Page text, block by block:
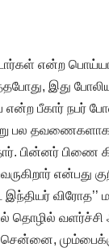
என்ற
இது
பீகார் நபர்
பல தவணைகளாக
பின்னர் பிணை
என்பது
விரோத’’
தொழில் வளர்ச்சி